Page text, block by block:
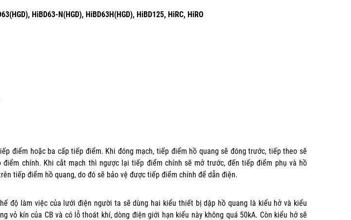
HiBD63-N(HGD), HiBD63H(HGD), HiBD125, HiRC, HiRO
điểm hoặc ba cấp tiếp điểm. Khi đóng mạch, tiếp điểm hồ quang sẽ đóng trước, tiếp theo sẽ
chính. Khi cắt mạch thì ngược lại tiếp điểm chính sẽ mở trước, đến tiếp điểm phụ và hồ
tiếp điểm hồ quang, do đó sẽ bảo vệ được tiếp điểm chính để dẫn điện.
độ làm việc của lưới điện người ta sẽ dùng hai kiểu thiết bị dập hồ quang là kiểu hở và kiểu
vỏ kín của CB và có lỗ thoát khí, dòng điện giới hạn kiểu này không quá 50kA. Còn kiểu hở sẽ